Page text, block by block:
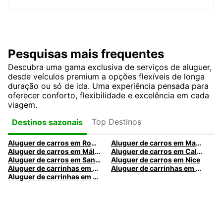
Pesquisas mais frequentes
Descubra uma gama exclusiva de serviços de aluguer,
desde veículos premium a opções flexíveis de longa
duração ou só de ida. Uma experiência pensada para
oferecer conforto, flexibilidade e excelência em cada
viagem.
Destinos sazonais
Top Destinos
Aluguer de carros em Roma
Aluguer de carros em Madrid
Aluguer de carros em Málaga
Aluguer de carros em Caldas da Rainha
Aluguer de carros em Santa Maria da Feira
Aluguer de carros em Nice
Aluguer de carrinhas em Nice
Aluguer de carrinhas em Santa Maria da Feira
Aluguer de carrinhas em Caldas da Rainha